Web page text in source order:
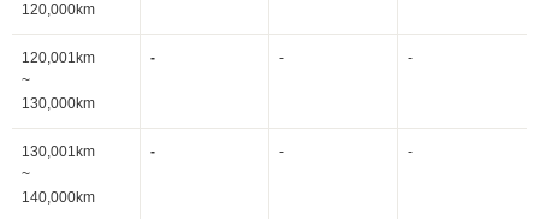
120,000km
120,001km
~
130,000km
- - -
130,001km
~
140,000km
- - -